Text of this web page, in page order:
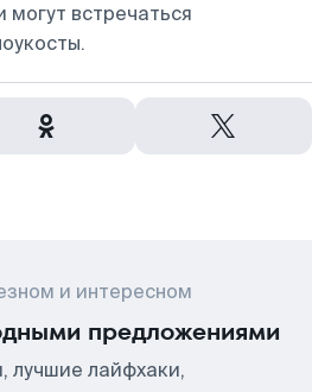
могут встречаться
и интересном
предложениями
лучшие лайфхаки,